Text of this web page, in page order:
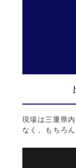
現場は三重県
なく、もちろ